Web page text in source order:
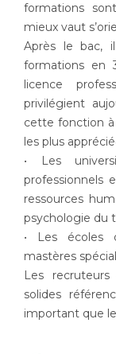
formations
mieux vaut
Après le bac,
formations en
licence
privilégient
cette fonction à
les plus
• Les
professionnels
ressources
psychologie du
• Les écoles
mastères
Les
solides
important que